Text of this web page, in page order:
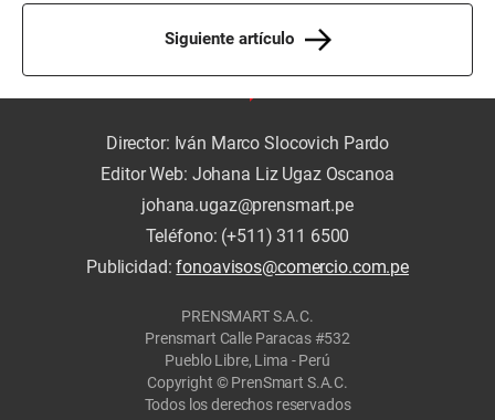
Siguiente artículo
Director: Iván Marco Slocovich Pardo
Editor Web: Johana Liz Ugaz Oscanoa
johana.ugaz@prensmart.pe
Teléfono: (+511) 311 6500
Publicidad:fonoavisos@comercio.com.pe
PRENSMART S.A.C.
Prensmart Calle Paracas #532
Pueblo Libre, Lima - Perú
Copyright © PrenSmart S.A.C.
Todos los derechos reservados